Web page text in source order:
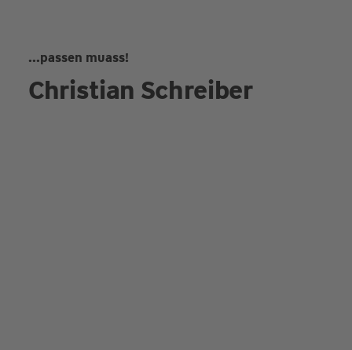
...passen muass!
Christian Schreiber